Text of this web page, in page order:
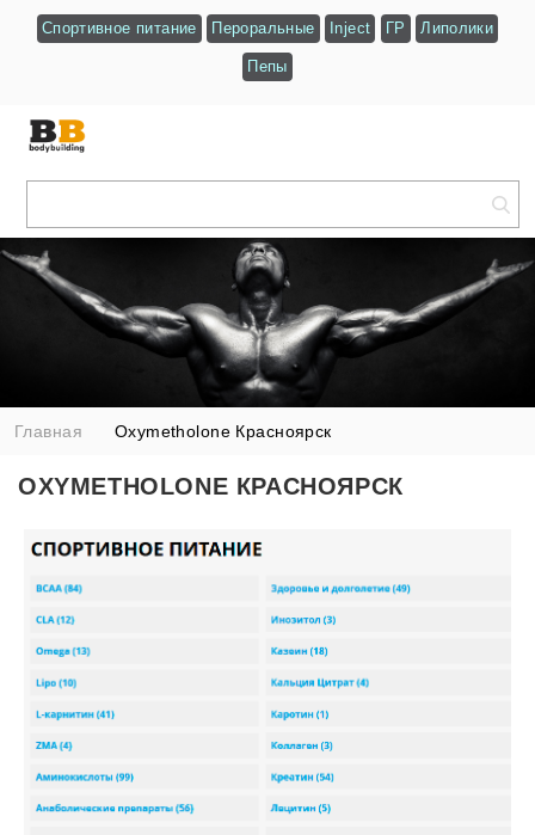
Спортивное питание Пероральные Inject ГР Липолики
Пепы
Главная Oxymetholone Красноярск
OXYMETHOLONE КРАСНОЯРСК